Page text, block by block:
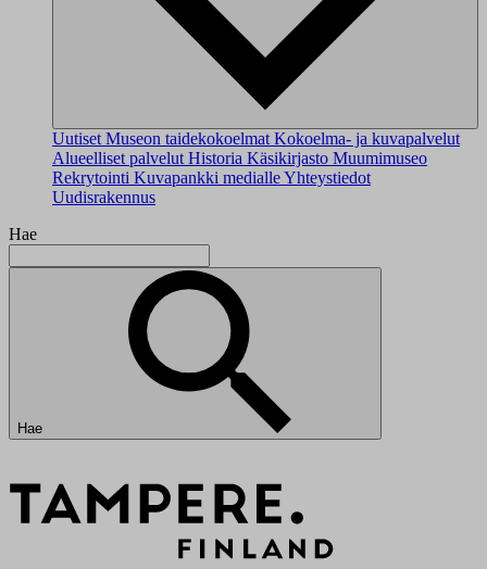
Uutiset Museon taidekokoelmat Kokoelma- ja kuvapalvelut
Alueelliset palvelut Historia Käsikirjasto Muumimuseo
Rekrytointi Kuvapankki medialleYhteystiedot
Uudisrakennus
Hae
Hae